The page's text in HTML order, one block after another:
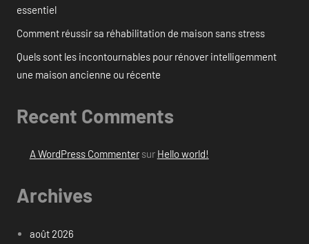
essentiel
Comment réussir sa réhabilitation de maison sans stress
Quels sont les incontournables pour rénover intelligemment
une maison ancienne ou récente
Recent Comments
A WordPress Commentersur Hello world!
Archives
août 2026